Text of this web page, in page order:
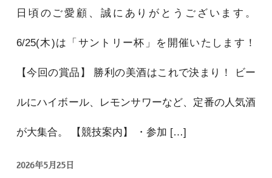
日頃のご愛顧、誠にありがとうございます。
6/25(木)は「サントリー杯」を開催いたします！
【今回の賞品】 勝利の美酒はこれで決まり！ ビー
ルにハイボール、レモンサワーなど、定番の人気酒
が大集合。 【競技案内】 ・参加 […]
2026年5月25日